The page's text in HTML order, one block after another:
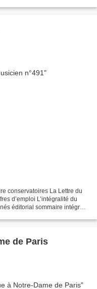
conservatoires La Lettre du
d’emploi L’intégralité du
éditorial sommaire intégral
de Paris